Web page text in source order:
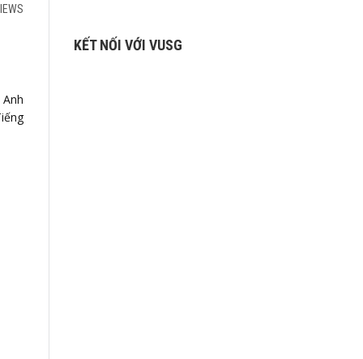
KẾT NỐI VỚI VUSG